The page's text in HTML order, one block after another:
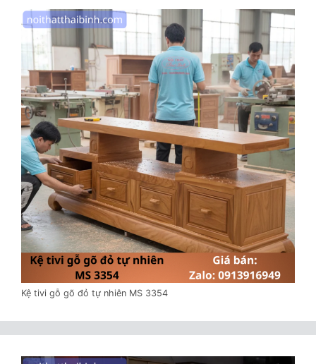
Kệ tivi gỗ gõ đỏ tự nhiên MS 3354